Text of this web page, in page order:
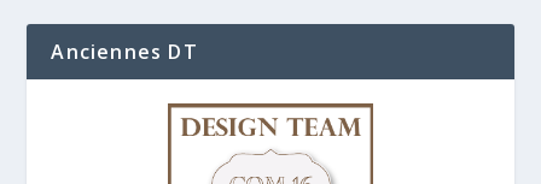
Anciennes DT